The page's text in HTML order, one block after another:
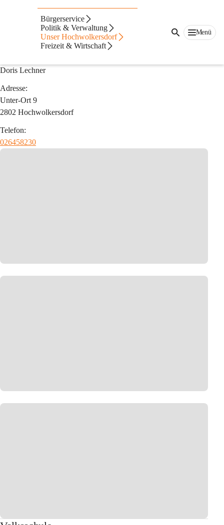
Bürgerservice
Politik & Verwaltung
Unser Hochwolkersdorf
Freizeit & Wirtschaft
Menü
Schule & Kindergarten
NÖ Landeskindergarten
Doris Lechner
Adresse:
Unter-Ort 9
2802 Hochwolkersdorf
Telefon:
026458230